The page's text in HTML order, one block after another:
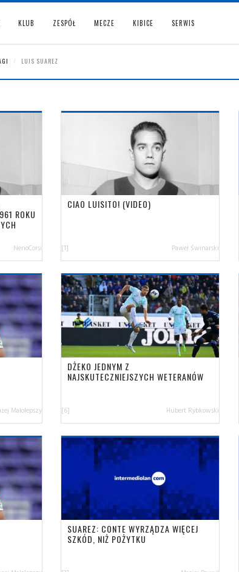
KLUB ZESPÓŁ MECZE KIBICE SERWIS
LUIS SUAREZ
ROKU
NerioCorsi
CIAO LUISITO! (VIDEO)
[1] Paweł Świnarski
Małolepszy
DŻEKO JEDNYM Z
NAJSKUTECZNIEJSZYCH WETERANÓW
[6] Hubert Rybkowski
SUAREZ: CONTE WYRZĄDZA WIĘCEJ
SZKÓD, NIŻ POŻYTKU